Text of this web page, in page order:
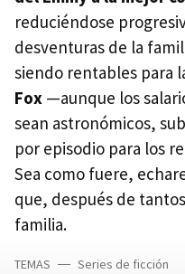
reduciéndose
desventuras de la
siendo rentables para
Fox —aunque los
sean astronómicos,
por episodio para los
Sea como fuere,
que, después de
familia.
TEMAS Series de ficción